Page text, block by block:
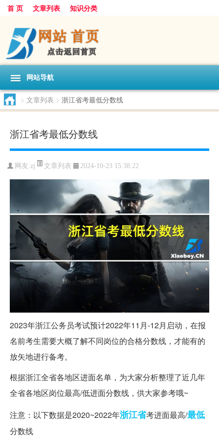
首 页 文章列表 知识分类
网站导航
> 文章列表 > 浙江省考最低分数线
浙江省考最低分数线
网友:zj 文章列表 2024-10-23 15:38:22
2023年浙江公务员考试预计2022年11月-12月启动，在报
名前考生需要大概了解不同岗位的合格分数线，才能有的
放矢地进行备考。
根据浙江全省各地区进面名单，为大家分析整理了近几年
全省各地区岗位最高/低进面分数线，供大家参考哦~
注意：以下数据是2020~2022年浙江省考进面最高/最低
分数线